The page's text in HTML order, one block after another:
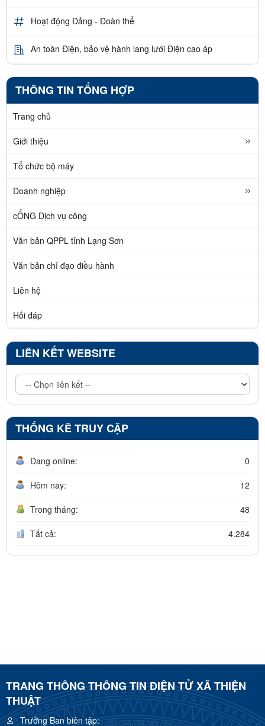
Hoạt động Đảng - Đoàn thể
An toàn Điện, bảo vệ hành lang lưới Điện cao áp
THÔNG TIN TỔNG HỢP
Trang chủ
Giới thiệu
Tổ chức bộ máy
Doanh nghiệp
cỔNG Dịch vụ công
Văn bản QPPL tỉnh Lạng Sơn
Văn bản chỉ đạo điều hành
Liên hệ
Hỏi đáp
LIÊN KẾT WEBSITE
THỐNG KÊ TRUY CẬP
Đang online: 0
Hôm nay: 12
Trong tháng: 48
Tất cả: 4.284
TRANG THÔNG THÔNG TIN ĐIỆN TỬ XÃ THIỆN
THUẬT
Trưởng Ban biên tập: